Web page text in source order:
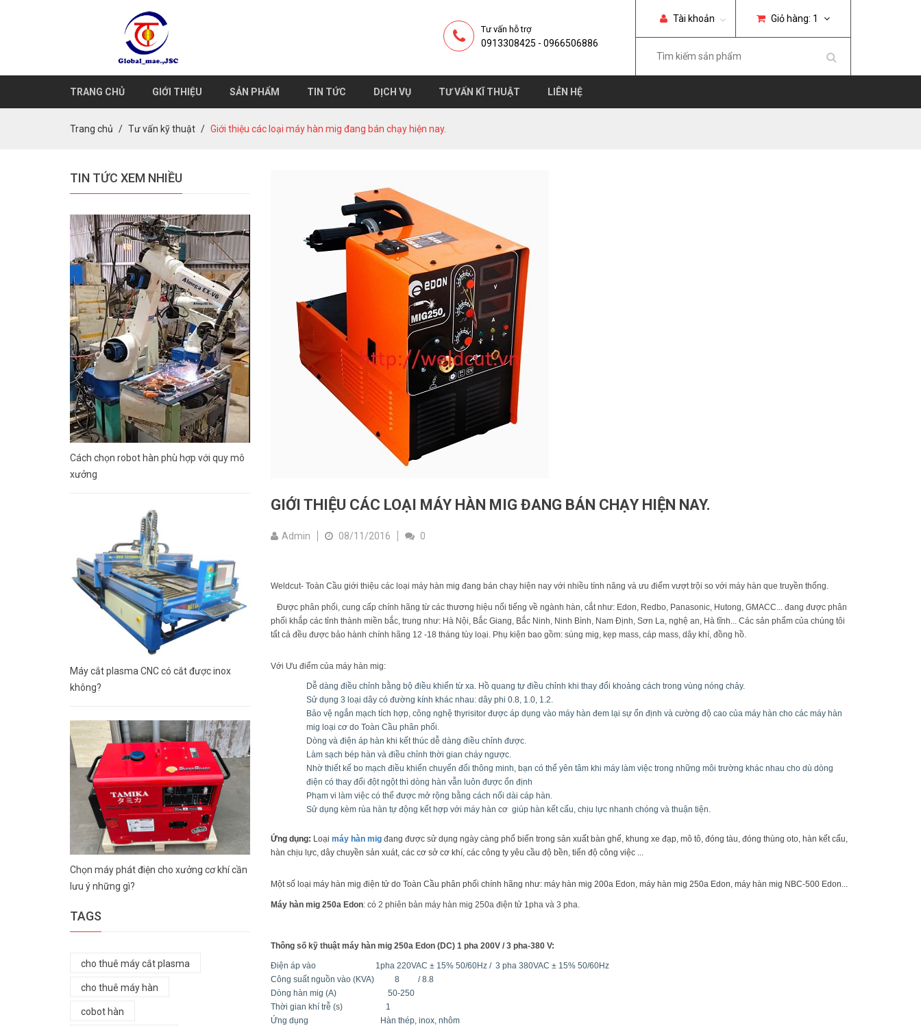
Tài khoản Giỏ hàng: 1
Tư vấn hỗ trợ
0913308425 - 0966506886
TRANG CHỦ GIỚI THIỆU SẢN PHẨM TIN TỨC DỊCH VỤ TƯ VẤN KĨ THUẬT LIÊN HỆ
Trang chủ Tư vấn kỹ thuật Giới thiệu các loại máy hàn mig đang bán chạy hiện nay.
GIỚI THIỆU CÁC LOẠI MÁY HÀN MIG ĐANG BÁN CHẠY HIỆN NAY.
Admin 08/11/2016 0
Weldcut- Toàn Cầu giới thiệu các loại máy hàn mig đang bán chạy hiện nay với nhiều tính năng và ưu điểm vượt trội so với máy hàn que truyền thống.
Được phân phối, cung cấp chính hãng từ các thương hiệu nổi tiếng về ngành hàn, cắt như: Edon, Redbo, Panasonic, Hutong, GMACC... đang được phân
phối khắp các tỉnh thành miền bắc, trung như: Hà Nội, Bắc Giang, Bắc Ninh, Ninh Bình, Nam Định, Sơn La, nghệ an, Hà tĩnh... Các sản phẩm của chúng tôi
tất cả đều được bảo hành chính hãng 12 -18 tháng tùy loại. Phụ kiện bao gồm: súng mig, kẹp mass, cáp mass, dây khí, đồng hồ.
Với Ưu điểm của máy hàn mig:
Dễ dàng điều chỉnh bằng bộ điều khiển từ xa. Hồ quang tự điều chỉnh khi thay đổi khoảng cách trong vùng nóng chảy.
Sử dụng 3 loại dây có đường kính khác nhau: dây phi 0.8, 1.0, 1.2.
Bảo vệ ngắn mạch tích hợp, công nghệ thyrisitor được áp dụng vào máy hàn đem lại sự ổn định và cường độ cao của máy hàn cho các máy hàn
mig loại cơ do Toàn Cầu phân phối.
Dòng và điện áp hàn khi kết thúc dễ dàng điều chỉnh được.
Làm sạch bép hàn và điều chỉnh thời gian cháy ngược.
Nhờ thiết kế bo mạch điều khiển chuyển đổi thông minh, bạn có thể yên tâm khi máy làm việc trong những môi trường khác nhau cho dù dòng
điện có thay đổi đột ngột thì dòng hàn vẫn luôn được ổn định
Phạm vi làm việc có thể được mở rộng bằng cách nối dài cáp hàn.
Sử dụng kèm rùa hàn tự động kết hợp với máy hàn cơ giúp hàn kết cấu, chịu lực nhanh chóng và thuận tiện.
Ứng dụng: Loại máy hàn migđang được sử dụng ngày càng phổ biến trong sản xuất bàn ghế, khung xe đạp, mô tô, đóng tàu, đóng thùng oto, hàn kết cấu,
hàn chịu lực, dây chuyền sản xuát, các cơ sở cơ khí, các công ty yêu cầu độ bền, tiến độ công việc ...
Một số loại máy hàn mig điện tử do Toàn Cầu phân phối chính hãng như: máy hàn mig 200a Edon, máy hàn mig 250a Edon, máy hàn mig NBC-500 Edon...
Máy hàn mig 250a Edon: có 2 phiên bản máy hàn mig 250a điện tử 1pha và 3 pha.
Thông số kỹ thuật máy hàn mig 250a Edon (DC) 1 pha 200V / 3 pha-380 V:
Điện áp vào 1pha 220VAC ± 15% 50/60Hz / 3 pha 380VAC ± 15% 50/60Hz
Công suất nguồn vào (KVA) 8 / 8.8
Dòng hàn mig (A) 50-250
Thời gian khí trễ (s) 1
Ứng dụng Hàn thép, inox, nhôm
TIN TỨC XEM NHIỀU
Cách chọn robot hàn phù hợp với quy mô
xưởng
Máy cắt plasma CNC có cắt được inox
không?
Chọn máy phát điện cho xưởng cơ khí cần
lưu ý những gì?
TAGS
cho thuê máy cắt plasma
cho thuê máy hàn
cobot hàn